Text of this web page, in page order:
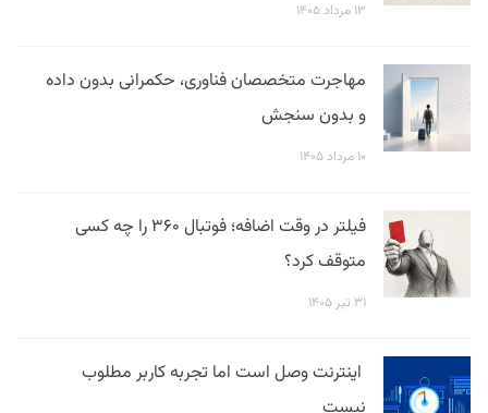
۱۳ مرداد ۱۴۰۵
مهاجرت متخصصان فناوری، حکمرانی بدون داده
و بدون سنجش
۱۰ مرداد ۱۴۰۵
فیلتر در وقت اضافه؛ فوتبال ۳۶۰ را چه کسی
متوقف کرد؟
۳۱ تیر ۱۴۰۵
اینترنت وصل است اما تجربه کاربر مطلوب